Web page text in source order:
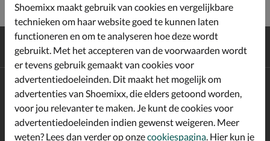
Gratisverzending en retour*
Achterafbetalen
Altijd op de hoogte zijn?
Schrijf je in voor de Shoemixx nieuwsbrief en ontvang €10,-
welkomstkorting!*
Shoemixx maakt gebruik van cookies en vergelijkbare
technieken om haar website goed te kunnen laten
functioneren en om te analyseren hoe deze wordt
gebruikt. Met het accepteren van de voorwaarden wordt
er tevens gebruik gemaakt van cookies voor
advertentiedoeleinden. Dit maakt het mogelijk om
advertenties van Shoemixx, die elders getoond worden,
voor jou relevanter te maken. Je kunt de cookies voor
advertentiedoeleinden indien gewenst weigeren. Meer
weten? Lees dan verder op onzecookiespagina . Hier kun je